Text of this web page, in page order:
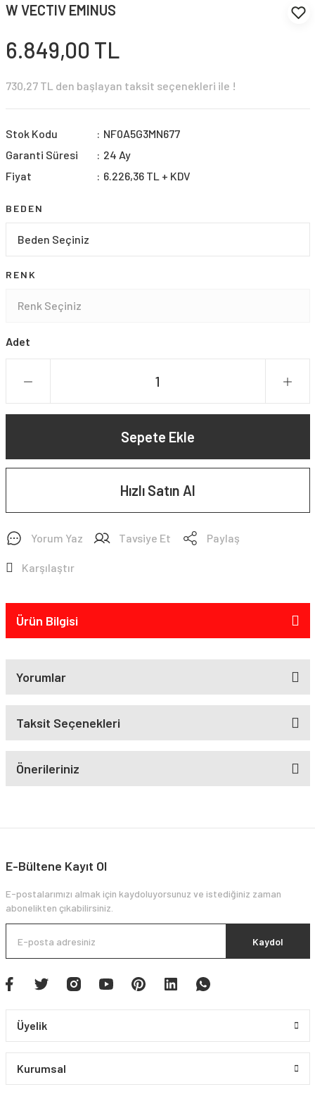
W VECTIV EMINUS
6.849,00 TL
730,27 TL den başlayan taksit seçenekleri ile !
Stok Kodu
NF0A5G3MN677
Garanti Süresi
24 Ay
Fiyat
6.226,36 TL + KDV
BEDEN
RENK
Adet
Sepete Ekle
Hızlı Satın Al
Yorum Yaz Tavsiye Et Paylaş
Karşılaştır
Ürün Bilgisi
Yorumlar
Taksit Seçenekleri
Önerileriniz
E-Bültene Kayıt Ol
E-postalarımızı almak için kaydoluyorsunuz ve istediğiniz zaman
abonelikten çıkabilirsiniz.
Kaydol
Üyelik
Kurumsal